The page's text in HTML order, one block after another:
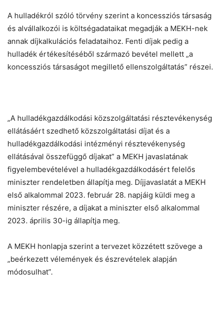
A hulladékról szóló törvény szerint a koncessziós társaság
és alvállalkozói is költségadataikat megadják a MEKH-nek
annak díjkalkulációs feladataihoz. Fenti díjak pedig a
hulladék értékesítéséből származó bevétel mellett „a
koncessziós társaságot megillető ellenszolgáltatás” részei.
„A hulladékgazdálkodási közszolgáltatási résztevékenység
ellátásáért szedhető közszolgáltatási díjat és a
hulladékgazdálkodási intézményi résztevékenység
ellátásával összefüggő díjakat” a MEKH javaslatának
figyelembevételével a hulladékgazdálkodásért felelős
miniszter rendeletben állapítja meg. Díjjavaslatát a MEKH
első alkalommal 2023. február 28. napjáig küldi meg a
miniszter részére, a díjakat a miniszter első alkalommal
2023. április 30-ig állapítja meg.
A MEKH honlapja szerint a tervezet közzétett szövege a
„beérkezett vélemények és észrevételek alapján
módosulhat”.